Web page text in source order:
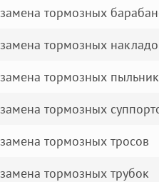
замена тормозных
замена тормозных
замена тормозных
замена тормозных
замена тормозных тросов
замена тормозных трубок